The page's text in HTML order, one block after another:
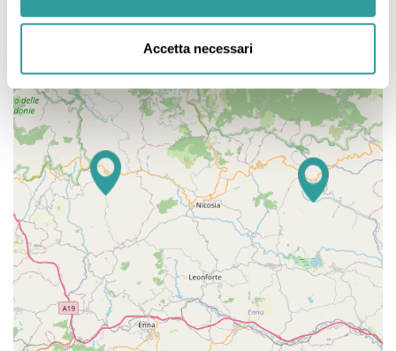
Accetta necessari